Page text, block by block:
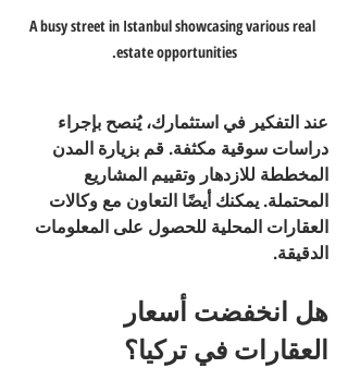
A busy street in Istanbul showcasing various real
estate opportunities.
عند التفكير في استثمارك، يُنصح بإجراء
دراسات سوقية مكثفة. قم بزيارة المدن
المخططة للازدهار وتقييم المشاريع
المحتملة. يمكنك أيضًا التعاون مع وكالات
العقارات المحلية للحصول على المعلومات
الدقيقة.
هل انخفضت أسعار
العقارات في تركيا؟